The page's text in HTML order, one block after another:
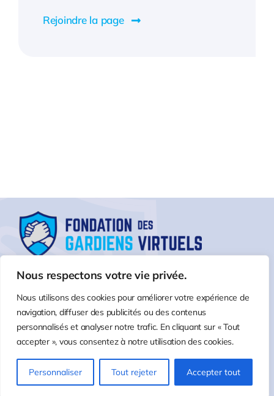
Nous respectons votre vie privée.
Nous utilisons des cookies pour améliorer votre expérience de
navigation, diffuser des publicités ou des contenus
personnalisés et analyser notre trafic. En cliquant sur « Tout
accepter », vous consentez à notre utilisation des cookies.
Personnaliser Tout rejeter Accepter tout
Rejoindre la page
©2026 | Fondation des Gardiens virtuels
- Tout droits
réservés | Site édité parLeonin.ca&